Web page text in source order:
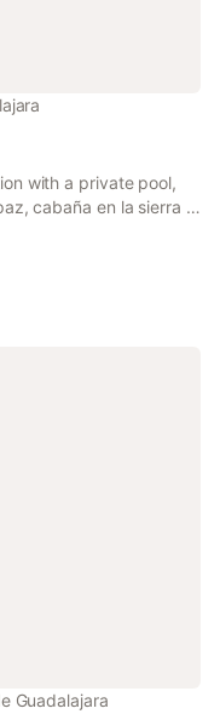
with a private pool,
cabaña en la sierra is
and quiet street
Guadalajara